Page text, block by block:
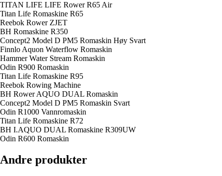
TITAN LIFE LIFE Rower R65 Air
Titan Life Romaskine R65
Reebok Rower ZJET
BH Romaskine R350
Concept2 Model D PM5 Romaskin Høy Svart
Finnlo Aquon Waterflow Romaskin
Hammer Water Stream Romaskin
Odin R900 Romaskin
Titan Life Romaskine R95
Reebok Rowing Machine
BH Rower AQUO DUAL Romaskin
Concept2 Model D PM5 Romaskin Svart
Odin R1000 Vannromaskin
Titan Life Romaskine R72
BH I.AQUO DUAL Romaskine R309UW
Odin R600 Romaskin
Andre produkter